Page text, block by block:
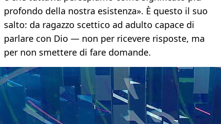
profondo della nostra esistenza». È questo il suo
salto: da ragazzo scettico ad adulto capace di
parlare con Dio — non per ricevere risposte, ma
per non smettere di fare domande.